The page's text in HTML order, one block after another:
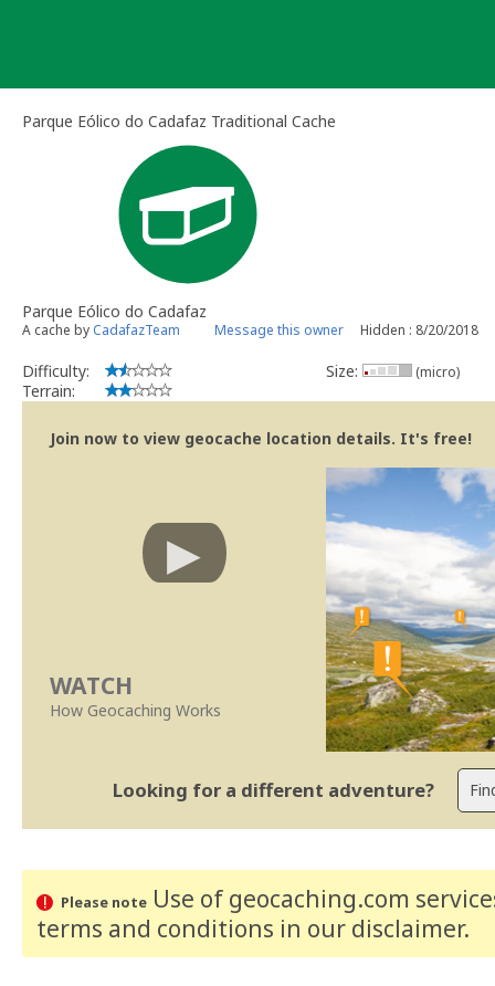
Parque Eólico do Cadafaz Traditional Cache
Parque Eólico do Cadafaz
A cache by CadafazTeam Message this owner Hidden : 8/20/2018
Difficulty:
Terrain:
Size: (micro)
Join now to view geocache location details. It's free!
WATCH
How Geocaching Works
Looking for a different adventure?
Please noteUse of geocaching.com
terms and conditions in our disclaimer.